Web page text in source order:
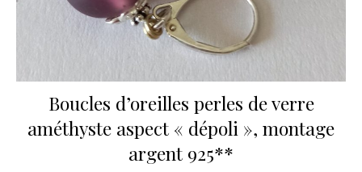
Boucles d’oreilles perles de verre
améthyste aspect « dépoli », montage
argent 925**